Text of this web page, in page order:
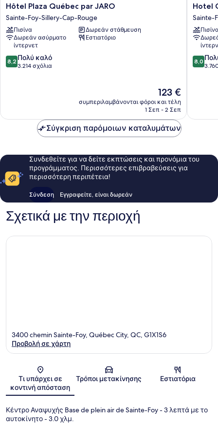
Hôtel
Plaza
Québec
par
JARO
Sainte-
Foy-
Sillery-
Hôtel Plaza Québec par JARO
Sainte-Foy-Sillery-Cap-Rouge
Πισίνα
Δωρεάν στάθμευση
Δωρεάν ασύρματο
ίντερνετ
Εστιατόριο
8.2
στα
8,2 Πολύ καλό
3.214 σχόλια
Η
τιμή
είναι
123 €
συμπεριλαμβάνονται φόροι και τέλη
1 Σεπ - 2 Σεπ
Hotel
Sainte-
Foy-
Sillery-
Cap-
Rouge
Hotel
Sainte-
8.0
στα
8,0
Σύγκριση παρόμοιων καταλυμάτων
Συνδεθείτε για να δείτε εκπτώσεις και προνόμια του
προγράμματος. Περισσότερες επιβραβεύσεις για
περισσότερη περιπέτεια!
Σύνδεση Εγγραφείτε, είναι δωρεάν
Σχετικά με την περιοχή
Χάρτης
3400 chemin Sainte-Foy, Québec City, QC, G1X1S6
Προβολή σε χάρτη
Τι υπάρχει σε
κοντινή απόσταση
Τρόποι μετακίνησης Εστιατόρια
Κέντρο Αναψυχής Base de plein air de Sainte-Foy- 3 λεπτά με το
αυτοκίνητο- 3.0 χλμ.